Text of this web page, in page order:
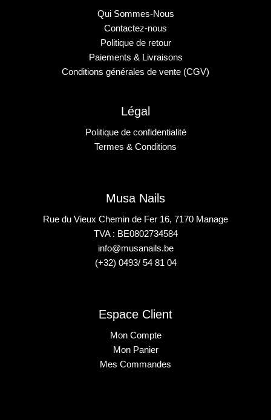
Qui Sommes-Nous
Contactez-nous
Politique de retour
Paiements & Livraisons
Conditions générales de vente (CGV)
Légal
Politique de confidentialité
Termes & Conditions
Musa Nails
Rue du Vieux Chemin de Fer 16, 7170 Manage
TVA : BE0802734584
info@musanails.be
(+32) 0493/ 54 81 04
Espace Client
Mon Compte
Mon Panier
Mes Commandes